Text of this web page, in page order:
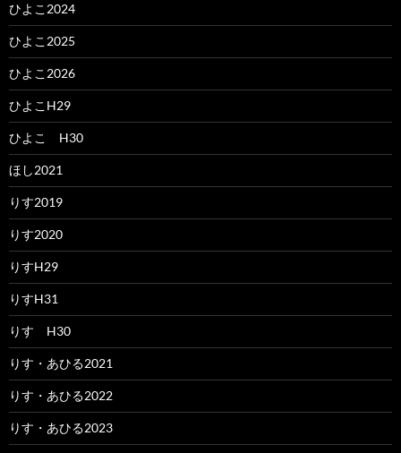
ひよこ2024
ひよこ2025
ひよこ2026
ひよこH29
ひよこ H30
ほし2021
りす2019
りす2020
りすH29
りすH31
りす H30
りす・あひる2021
りす・あひる2022
りす・あひる2023